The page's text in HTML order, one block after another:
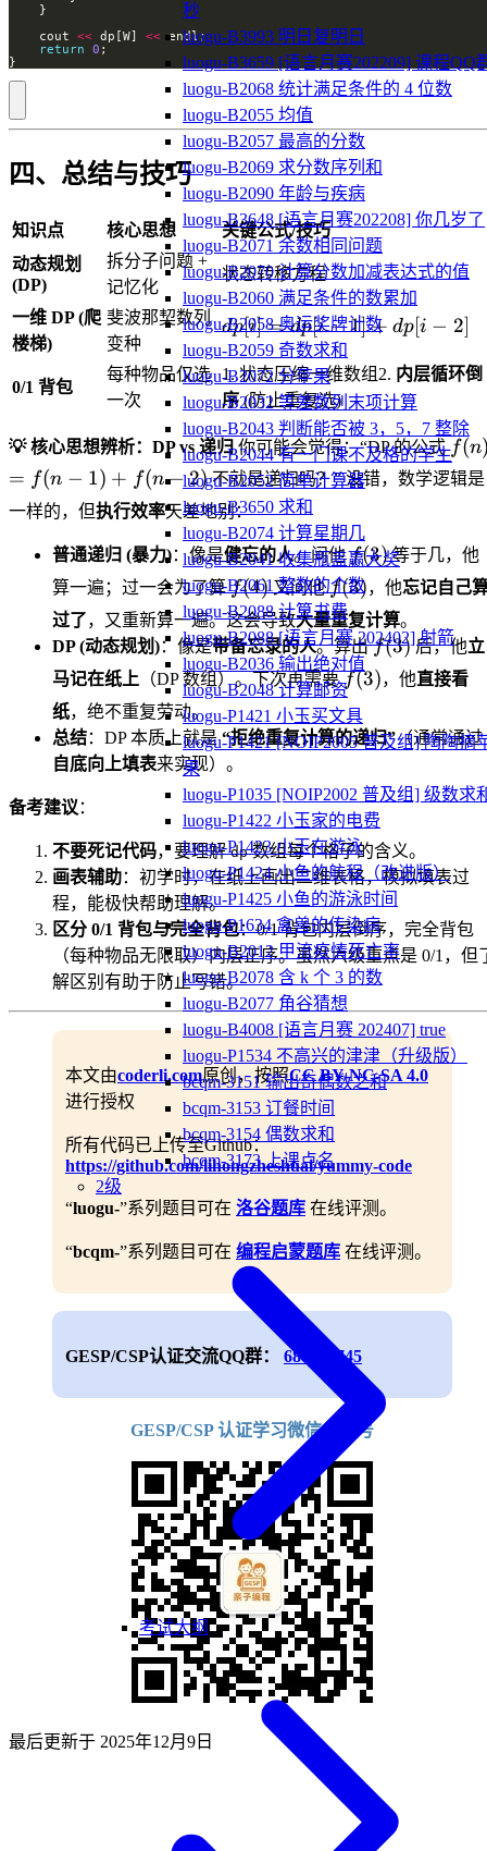
秒
luogu-B3993 明日复明日
luogu-B3659 [语言月赛202209] 课程QQ
luogu-B2068 统计满足条件的 4 位数
luogu-B2055 均值
luogu-B2057 最高的分数
luogu-B2069 求分数序列和
luogu-B2090 年龄与疾病
luogu-B3648 [语言月赛202208] 你几岁了
luogu-B2071 余数相同问题
luogu-B2070 计算分数加减表达式的值
luogu-B2060 满足条件的数累加
luogu-B2058 奥运奖牌计数
luogu-B2059 奇数求和
luogu-B2072 分苹果
luogu-B2032 等差数列末项计算
luogu-B2043 判断能否被 3，5，7 整除
luogu-B2044 有一门课不及格的学生
luogu-B2052 简单计算器
luogu-B3650 求和
luogu-B2074 计算星期几
luogu-B2041 收集瓶盖赢大奖
luogu-B2061 整数的个数
luogu-B2088 计算书费
luogu-B2088 [语言月赛 202402] 射箭
luogu-B2036 输出绝对值
luogu-B2048 计算邮资
luogu-P1421 小玉买文具
luogu-P1421 [NOIP2005 普及组] 陶陶摘
果
luogu-P1035 [NOIP2002 普及组] 级数求
luogu-P1422 小玉家的电费
luogu-P1423 小玉在游泳
luogu-P1424 小鱼的航程（改进版）
luogu-P1425 小鱼的游泳时间
luogu-P1634 禽兽的传染病
luogu-B2012 甲流疫情死亡率
luogu-B2078 含 k 个 3 的数
luogu-B2077 角谷猜想
luogu-B4008 [语言月赛 202407] true
luogu-P1534 不高兴的津津（升级版）
bcqm-3151 输出奇偶数之和
bcqm-3153 订餐时间
bcqm-3154 偶数求和
bcqm-3173 上课点名
2级
考试大纲
    cout
<< dp[W] <<
return
0
}
四、总结与技巧
知识点 核心思想
关键公式/技巧
动态规划
(DP)
拆分子问题 +
记忆化
状态转移方程
一维 DP (爬
楼梯)
斐波那契数列
变种
dp[i]
=
dp[i-
1] +
dp[i-
2]
dp[i] = dp[i −1]+ dp[i − 2]
0/1 背包
每种物品仅选
一次
1. 状态压缩一维数组2. 内层循环倒
序(防止重复选)
💡 核心思想辨析：DP vs 递归你可能会觉得：“DP 的公式f(n)
=
f(n-
+
f(n-
2)
f(n
= f(n − 1) + f(n −2)不就是递归吗？” 没错，数学逻辑是
一样的，但执行效率天差地别：
普通递归 (暴力)：像是健忘的人。问他f(3)
f(3)等于几，他
算一遍；过一会为了算f(4)
f(4)又问他f(3)
f(3)，他忘记自己
过了，又重新算一遍。这会导致大量重复计算。
DP (动态规划)：像是带备忘录的人。算出f(3)
f(3)后，他立
马记在纸上 （DP 数组）。下次再需要f(3)
f(3)，他直接看
纸，绝不重复劳动。
总结：DP 本质上就是“拒绝重复计算的递归”（通常通过
自底向上填表来实现）。
备考建议 ：
不要死记代码，要理解dp数组每个格子的含义。
画表辅助：初学时，在纸上画出二维表格，模拟填表过
程，能极快帮助理解。
区分 0/1 背包与完全背包：0/1 背包内层倒序，完全背包
（每种物品无限取）内层正序。虽然六级重点是 0/1，但
解区别有助于防止写错。
本文由coderli.com原创，按照CC BY-NC-SA 4.0
进行授权
所有代码已上传至Github：
https://github.com/lihongzheshuai/yummy-code
“luogu-”系列题目可在 洛谷题库 在线评测。
“bcqm-”系列题目可在 编程启蒙题库 在线评测。
GESP/CSP认证交流QQ群： 688906745
GESP/CSP 认证学习微信公众号
最后更新于 2025年12月9日